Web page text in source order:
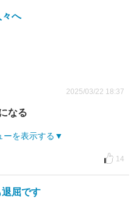
へ
2025/03/22 18:37
なる
ーを表示する
14
屈です